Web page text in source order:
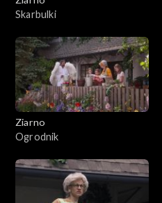
Skarbulki
Ziarno
Ogrodnik